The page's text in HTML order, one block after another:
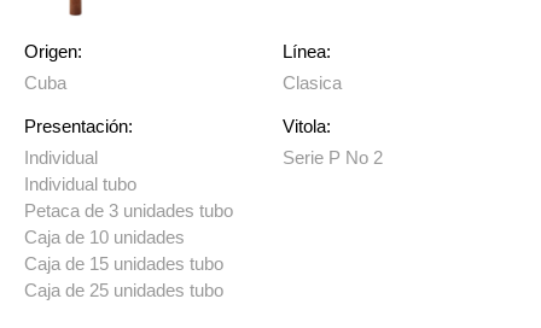
Origen:
Cuba
Presentación:
Individual
Individual tubo
Petaca de 3 unidades tubo
Caja de 10 unidades
Caja de 15 unidades tubo
Caja de 25 unidades tubo
Línea:
Clasica
Vitola:
Serie P No 2